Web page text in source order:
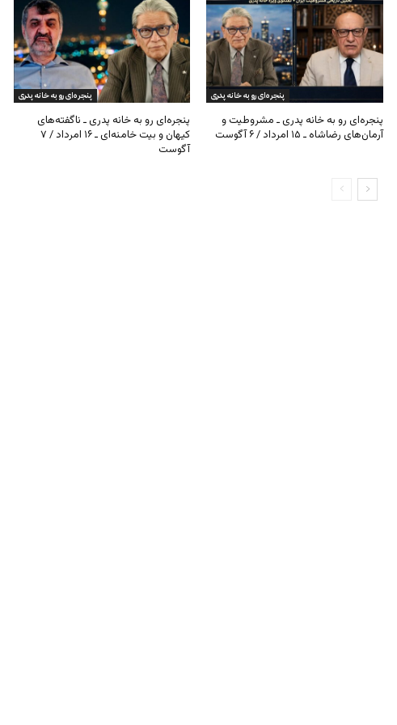
پنجره‌ای رو به خانه پدری
پنجره‌ای رو به خانه پدری ـ ناگفته‌های
کیهان و بیت خامنه‌ای ـ ۱۶ امرداد / ۷
آگوست
پنجره‌ای رو به خانه پدری
پنجره‌ای رو به خانه پدری ـ مشروطیت و
آرمان‌های رضاشاه ـ ۱۵ امرداد / ۶ آگوست